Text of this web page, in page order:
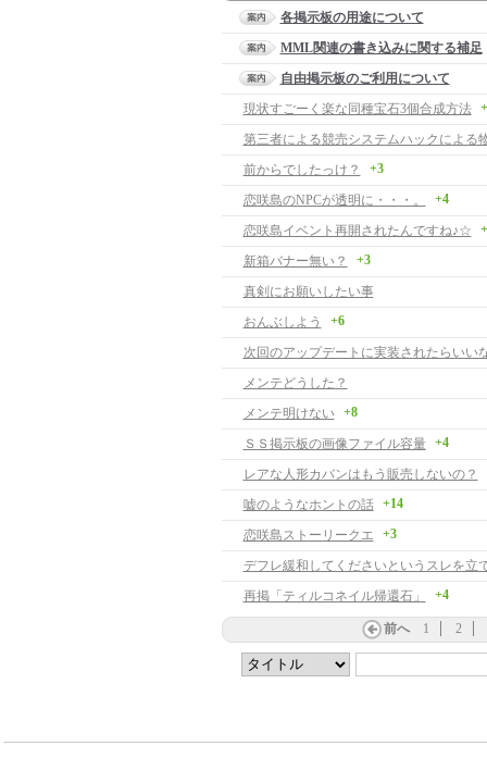
各掲示板の用途について
MML関連の書き込みに関する補足
自由掲示板のご利用について
現状すごーく楽な同種宝石3個合成方法
前からでしたっけ？ +3
恋咲島のNPCが透明に・・・。 +4
恋咲島イベント再開されたんですね♪☆
新箱バナー無い？ +3
真剣にお願いしたい事
おんぶしよう
+6
次回のアップデートに実装されたらいい
メンテどうした？
メンテ明けない
+8
ＳＳ掲示板の画像ファイル容量 +4
レアな人形カバンはもう販売しないの？
嘘のようなホントの話 +14
恋咲島ストーリークエ +3
デフレ緩和してくださいというスレを立
再掲「ティルコネイル帰還石」
+4
前へ 1 2